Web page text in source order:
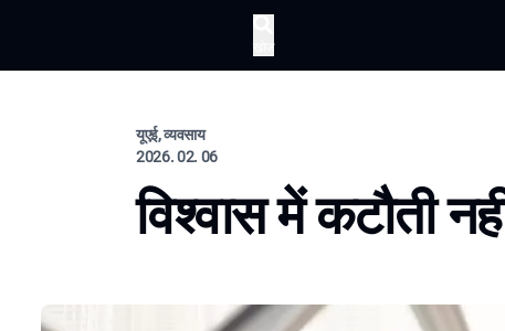
यूएई, व्यवसाय
2026. 02. 06
विश्वास में कटौती